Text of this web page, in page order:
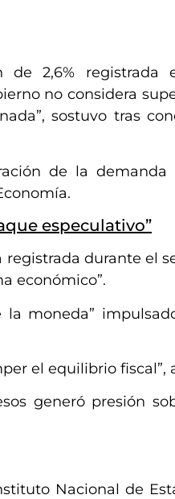
2,6% registrada
no considera
sostuvo tras
de la
especulativo”
durante el
económico”.
moneda”
el equilibrio fiscal”,
generó presión
Nacional de